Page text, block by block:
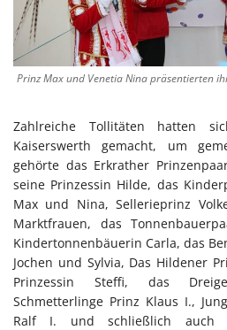
Prinz Max und Venetia Nina präsentierten
Zahlreiche Tollitäten hatten
Kaiserswerth gemacht, um
gehörte das Erkrather
seine Prinzessin Hilde, das
Max und Nina, Sellerieprinz
Marktfrauen, das
Kindertonnenbäuerin Carla, das
Jochen und Sylvia, Das Hildener
Prinzessin Steffi, das
Schmetterlinge Prinz Klaus I.,
Ralf I. und schließlich auch